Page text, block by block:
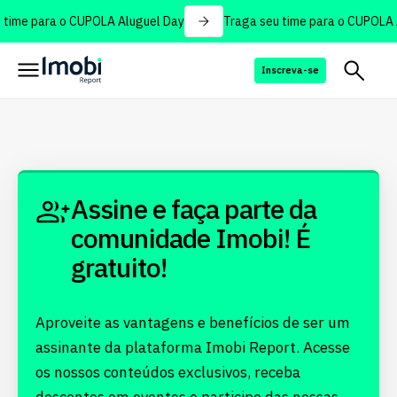
para o CUPOLA Aluguel Day Traga seu time para o CUPOLA
Inscreva-se
Assine e faça parte da
comunidade Imobi! É
gratuito!
Aproveite as vantagens e benefícios de ser um
assinante da plataforma Imobi Report. Acesse
os nossos conteúdos exclusivos, receba